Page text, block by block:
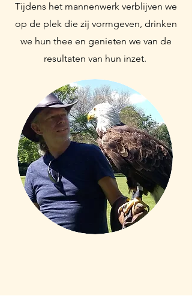
Tijdens het mannenwerk verblijven we
op de plek die zij vormgeven, drinken
we hun thee en genieten we van de
resultaten van hun inzet.